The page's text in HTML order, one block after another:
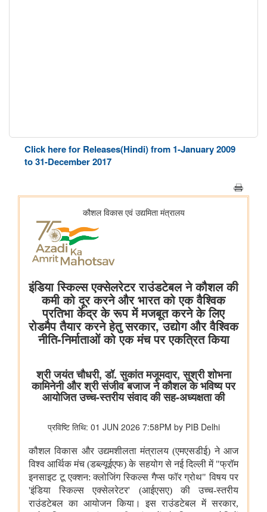
Click here for Releases(Hindi) from 1-January 2009
to 31-December 2017